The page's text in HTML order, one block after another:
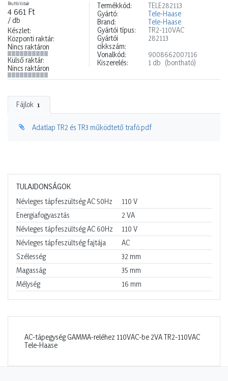
Bruttó listaár
4 661 Ft
/ db
Készlet:
Központi raktár:
Nincs raktáron
Külső raktár:
Nincs raktáron
Termékkód:
TELE282113
Gyártó:
Tele-Haase
Brand:
Tele-Haase
Gyártói típus:
TR2-110VAC
Gyártói
cikkszám:
282113
Vonalkód:
9008662007116
Kiszerelés:
1 db (bontható)
Fájlok 1
Adatlap TR2 és TR3 működtető trafó.pdf
TULAJDONSÁGOK
Névleges tápfeszültség AC 50Hz
110 V
Energiafogyasztás
2 VA
Névleges tápfeszültség AC 60Hz
110 V
Névleges tápfeszültség fajtája
AC
Szélesség
32 mm
Magasság
35 mm
Mélység
16 mm
AC-tápegység GAMMA-reléhez 110VAC-be 2VA TR2-110VAC
Tele-Haase